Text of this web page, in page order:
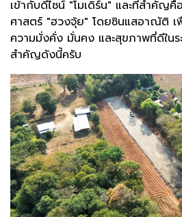
เข้ากับดีไซน์ "โมเดิร์น" และที่สำคัญ
ศาสตร์ "ฮวงจุ้ย" โดยซินแสอาณัติ เ
ความมั่งคั่ง มั่นคง และสุขภาพที่ดีใน
สำคัญดังนี้ครับ